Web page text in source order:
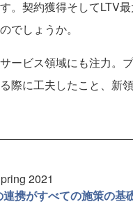
。契約獲得そしてLTV
のでしょうか。
ービス領域にも注力。
際に工夫したこと、新
2021
携がすべての施策の基